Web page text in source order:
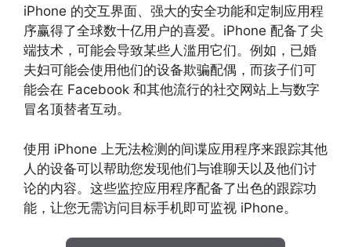
iPhone 的交互界面、强大的安全功能和定制应用程
序赢得了全球数十亿用户的喜爱。iPhone 配备了尖
端技术，可能会导致某些人滥用它们。例如，已婚
夫妇可能会使用他们的设备欺骗配偶，而孩子们可
能会在 Facebook 和其他流行的社交网站上与数字
冒名顶替者互动。
使用 iPhone 上无法检测的间谍应用程序来跟踪其他
人的设备可以帮助您发现他们与谁聊天以及他们讨
论的内容。这些监控应用程序配备了出色的跟踪功
能，让您无需访问目标手机即可监视 iPhone。